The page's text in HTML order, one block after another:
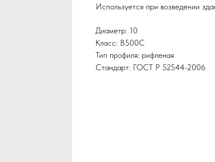
Используется при возведении
Диаметр: 10
Класс: В500С
Тип профиля: рифленая
Стандарт: ГОСТ Р 52544-2006